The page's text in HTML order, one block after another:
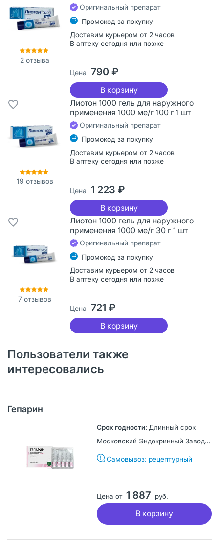
2 отзыва
Оригинальный препарат
Промокод за покупку
Доставим курьером от 2 часов
В аптеку сегодня или позже
Цена 790 ₽
В корзину
19 отзывов
Лиотон 1000 гель для наружного
применения 1000 ме/г 100 г 1 шт
Оригинальный препарат
Промокод за покупку
Доставим курьером от 2 часов
В аптеку сегодня или позже
Цена 1 223 ₽
В корзину
7 отзывов
Лиотон 1000 гель для наружного
применения 1000 ме/г 30 г 1 шт
Оригинальный препарат
Промокод за покупку
Доставим курьером от 2 часов
В аптеку сегодня или позже
Цена 721 ₽
В корзину
Пользователи также
интересовались
Гепарин
Длинный срок
Московский Эндокринный Завод, Россия
Самовывоз: рецептурный
Цена от 1 887 руб.
В корзину